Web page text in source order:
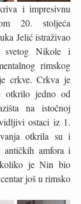
i impresivnu
20. stoljeća
Jelić istraživao
Nikole i
rimskog
crkve. Crkva je
otkrilo jedno od
na istočnoj
ostaci iz 1.
otkrila su i
antičkih amfora i
koliko je Nin bio
još u rimsko